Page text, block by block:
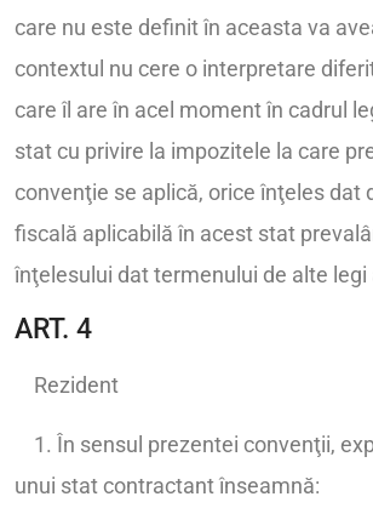
care nu este definit în aceasta va
contextul nu cere o interpretare
care îl are în acel moment în cadrul
stat cu privire la impozitele la care
convenţie se aplică, orice înţeles dat
fiscală aplicabilă în acest stat
înţelesului dat termenului de alte
ART. 4
Rezident
1. În sensul prezentei convenţii,
unui stat contractant înseamnă: